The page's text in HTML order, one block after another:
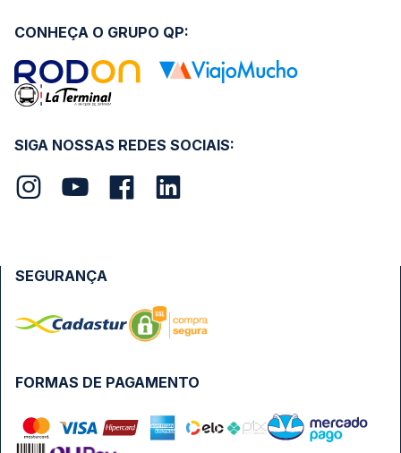
SIGA NOSSAS REDES SOCIAIS:
CONHEÇA O GRUPO QP:
FORMAS DE PAGAMENTO
SEGURANÇA